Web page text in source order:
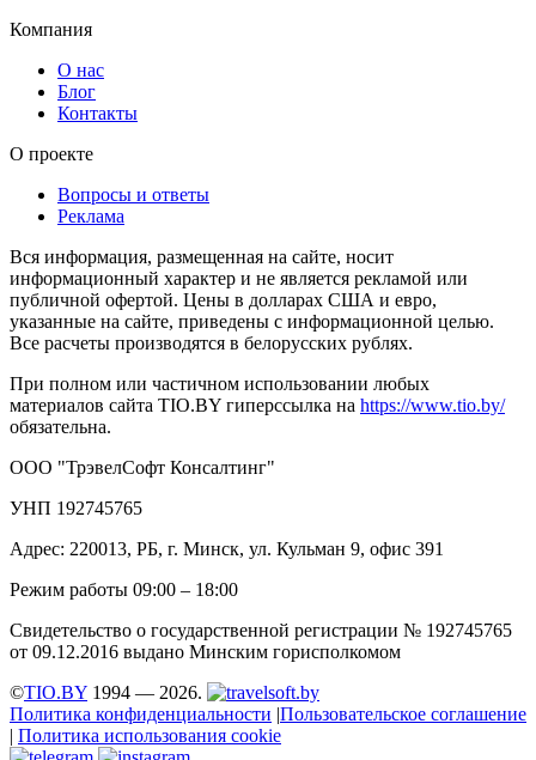
Компания
О нас
Блог
Контакты
О проекте
Вопросы и ответы
Реклама
Вся информация, размещенная на сайте, носит
информационный характер и не является рекламой или
публичной офертой. Цены в долларах США и евро,
указанные на сайте, приведены с информационной целью.
Все расчеты производятся в белорусских рублях.
При полном или частичном использовании любых
материалов сайта TIO.BY гиперссылка на https://www.tio.by/
обязательна.
ООО "ТрэвелСофт Консалтинг"
УНП 192745765
Адрес: 220013, РБ, г. Минск, ул. Кульман 9, офис 391
Режим работы 09:00 – 18:00
Свидетельство о государственной регистрации № 192745765
от 09.12.2016 выдано Минским горисполкомом
©TIO.BY 1994 — 2026.
Политика конфиденциальности |Пользовательское соглашение
| Политика использования cookie